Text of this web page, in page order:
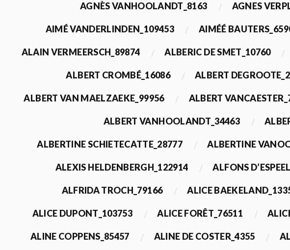
AGNÈS VANHOOLANDT_8163 AGNES
AIMÉ VANDERLINDEN_109453 AIMÉÉ
ALAIN VERMEERSCH_89874 ALBERIC DE SMET_10760
ALBERT CROMBÉ_16086 ALBERT
ALBERT VAN MAELZAEKE_99956 ALBERT
ALBERT VANHOOLANDT_34463
ALBERTINE SCHIETECATTE_28777 ALBERTINE
ALEXIS HELDENBERGH_122914 ALFONS
ALFRIDA TROCH_79166 ALICE
ALICE DUPONT_103753 ALICE FORÊT_76511
ALINE COPPENS_85457 ALINE DE COSTER_4355